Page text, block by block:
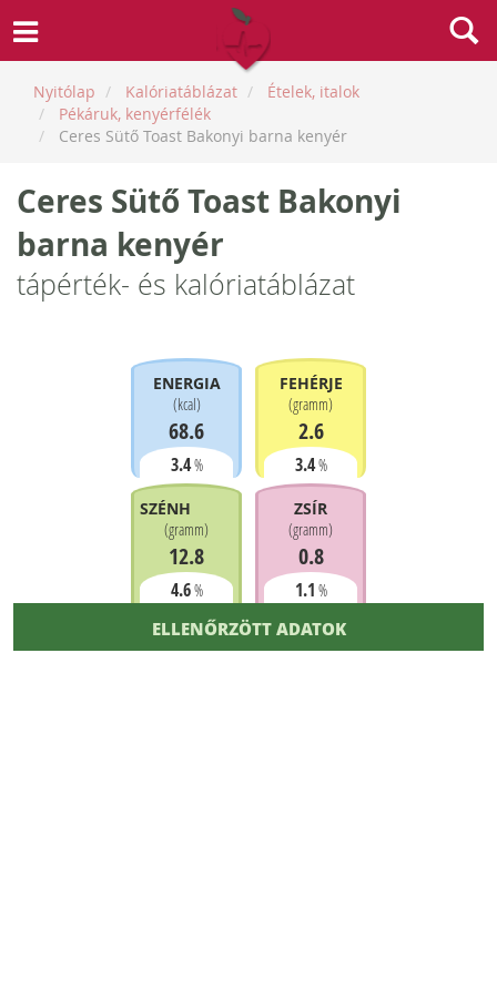
Nyitólap Kalóriatáblázat
Ételek, italok
Pékáruk, kenyérfélék
Ceres Sütő Toast Bakonyi barna kenyér
Ceres Sütő Toast Bakonyi
barna kenyér
tápérték- és kalóriatáblázat
ENERGIA
(kcal)
68.6
3.4%
FEHÉRJE
(gramm)
2.6
3.4%
SZÉNHIDRÁT
(gramm)
12.8
4.6%
ZSÍR
(gramm)
0.8
1.1 %
ELLENŐRZÖTT ADATOK